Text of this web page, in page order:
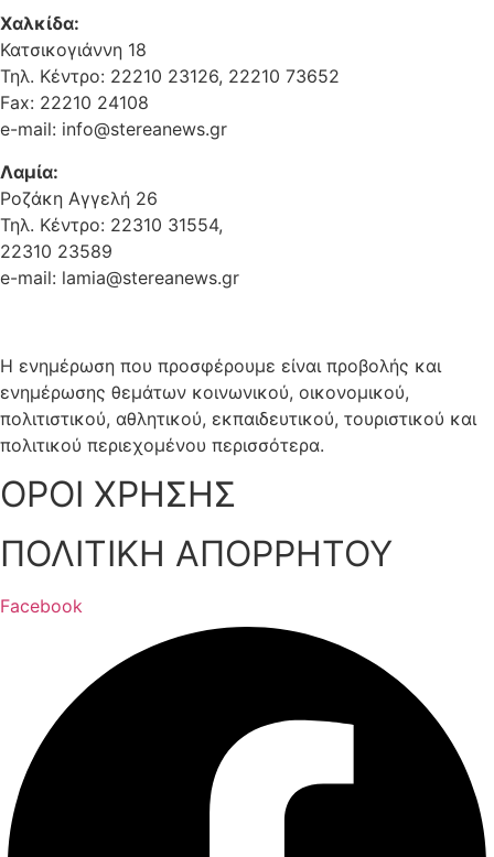
Χαλκίδα:
Κατσικογιάννη 18
Τηλ. Κέντρο: 22210 23126, 22210 73652
Fax: 22210 24108
e-mail: info@stereanews.gr
Λαμία:
Ροζάκη Αγγελή 26
Τηλ. Κέντρο: 22310 31554,
22310 23589
e-mail: lamia@stereanews.gr
Η ενημέρωση που προσφέρουμε είναι προβολής και
ενημέρωσης θεμάτων κοινωνικού, οικονομικού,
πολιτιστικού, αθλητικού, εκπαιδευτικού, τουριστικού και
πολιτικού περιεχομένου περισσότερα.
ΟΡΟΙ ΧΡΗΣΗΣ
ΠΟΛΙΤΙΚΗ ΑΠΟΡΡΗΤΟΥ
Facebook